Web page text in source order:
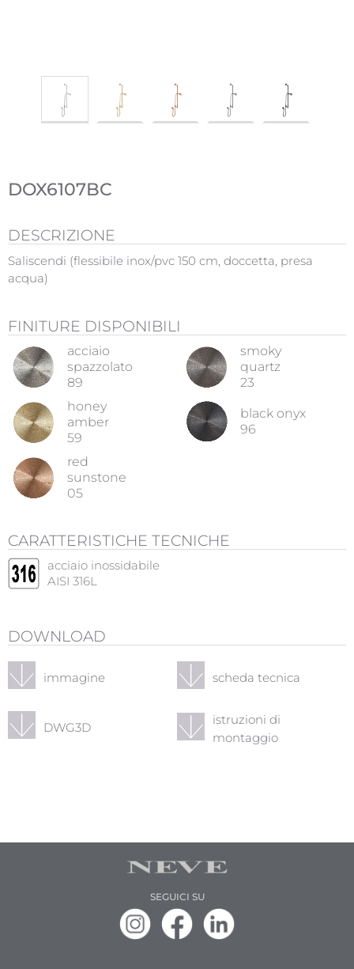
DOX6107BC
DESCRIZIONE
Saliscendi (flessibile inox/pvc 150 cm, doccetta, presa
acqua)
FINITURE DISPONIBILI
acciaio
spazzolato
89
smoky
quartz
23
honey
amber
59
black onyx
96
red
sunstone
05
CARATTERISTICHE TECNICHE
acciaio inossidabile
AISI 316L
DOWNLOAD
immagine scheda tecnica
DWG3D
istruzioni di
montaggio
SEGUICI SU